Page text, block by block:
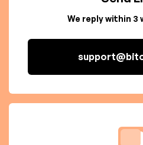
We reply within 3